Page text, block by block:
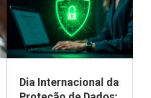
Dia Internacional da